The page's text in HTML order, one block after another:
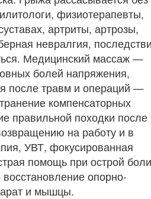
физиотерапевты,
артриты, артрозы,
невралгия,
Медицинский массаж —
болей напряжения,
после травм и операций —
компенсаторных
правильной походки после
на работу и в
УВТ, фокусированная
помощь при острой
опорно-
и мышцы.